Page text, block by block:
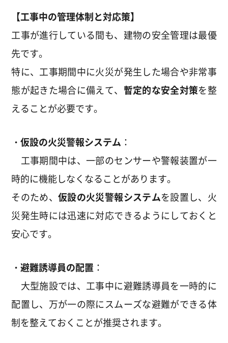
【工事中の管理体制と対応策】
工事が進行している間も、建物の安全管理は最優
先です。
特に、工事期間中に火災が発生した場合や非常事
態が起きた場合に備えて、 暫定的な安全対策を整
えることが必要です。
・仮設の火災警報システム ：
工事期間中は、一部のセンサーや警報装置が一
時的に機能しなくなることがあります。
そのため、仮設の火災警報システムを設置し、火
災発生時には迅速に対応できるようにしておくと
安心です。
・避難誘導員の配置 ：
大型施設では、工事中に避難誘導員を一時的に
配置し、万が一の際にスムーズな避難ができる体
制を整えておくことが推奨されます。